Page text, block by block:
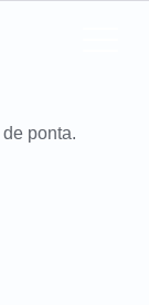
ponta.